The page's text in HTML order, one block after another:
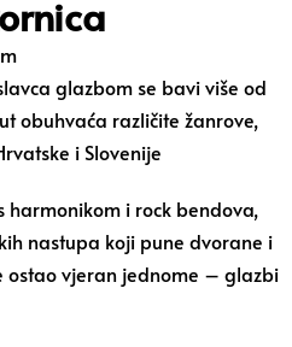
glazbom se bavi više od
obuhvaća različite žanrove,
i Slovenije
i rock bendova,
nastupa koji pune dvorane i
ostao vjeran jednome – glazbi